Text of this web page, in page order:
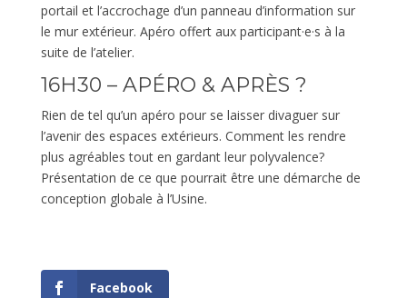
portail et l’accrochage d’un panneau d’information sur
le mur extérieur. Apéro offert aux participant·e·s à la
suite de l’atelier.
16H30 – APÉRO & APRÈS ?
Rien de tel qu’un apéro pour se laisser divaguer sur
l’avenir des espaces extérieurs. Comment les rendre
plus agréables tout en gardant leur polyvalence?
Présentation de ce que pourrait être une démarche de
conception globale à l’Usine.
Facebook